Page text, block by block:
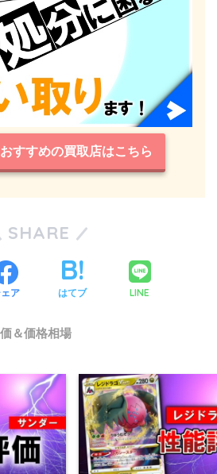
すすめの買取店はこちら
SHARE
ア はてブ LINE
＆価格相場